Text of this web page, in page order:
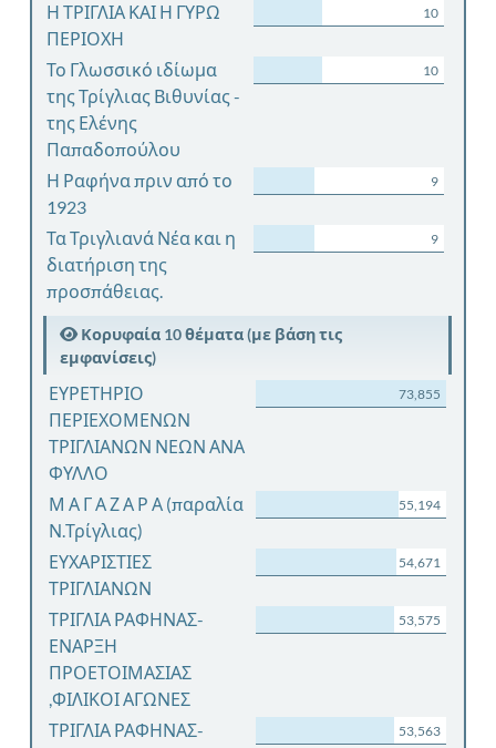
Η ΤΡΙΓΛΙΑ ΚΑΙ Η ΓΥΡΩ
ΠΕΡΙΟΧΗ
10
Το Γλωσσικό ιδίωμα
της Τρίγλιας Βιθυνίας -
της Ελένης
Παπαδοπούλου
10
Η Ραφήνα πριν από το
1923
9
Τα Τριγλιανά Νέα και η
διατήριση της
προσπάθειας.
9
Κορυφαία 10 θέματα (με βάση τις
εμφανίσεις)
ΕΥΡΕΤΗΡΙΟ
ΠΕΡΙΕΧΟΜΕΝΩΝ
ΤΡΙΓΛΙΑΝΩΝ ΝΕΩΝ ΑΝΑ
ΦΥΛΛΟ
73,855
Μ Α Γ Α Ζ Α Ρ Α (παραλία
Ν.Τρίγλιας)
55,194
ΕΥΧΑΡΙΣΤΙΕΣ
ΤΡΙΓΛΙΑΝΩΝ
54,671
ΤΡΙΓΛΙΑ ΡΑΦΗΝΑΣ-
ΕΝΑΡΞΗ
ΠΡΟΕΤΟΙΜΑΣΙΑΣ
,ΦΙΛΙΚΟΙ ΑΓΩΝΕΣ
53,575
ΤΡΙΓΛΙΑ ΡΑΦΗΝΑΣ-
53,563